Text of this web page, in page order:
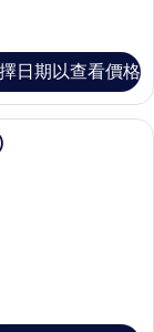
日期以查看價格
內保險箱、書桌、筆